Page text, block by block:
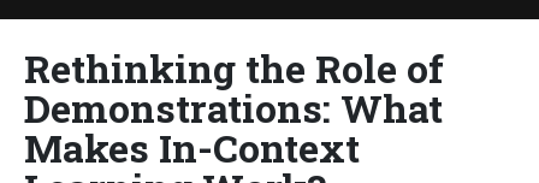
Rethinking the Role of
Demonstrations: What
Makes In-Context